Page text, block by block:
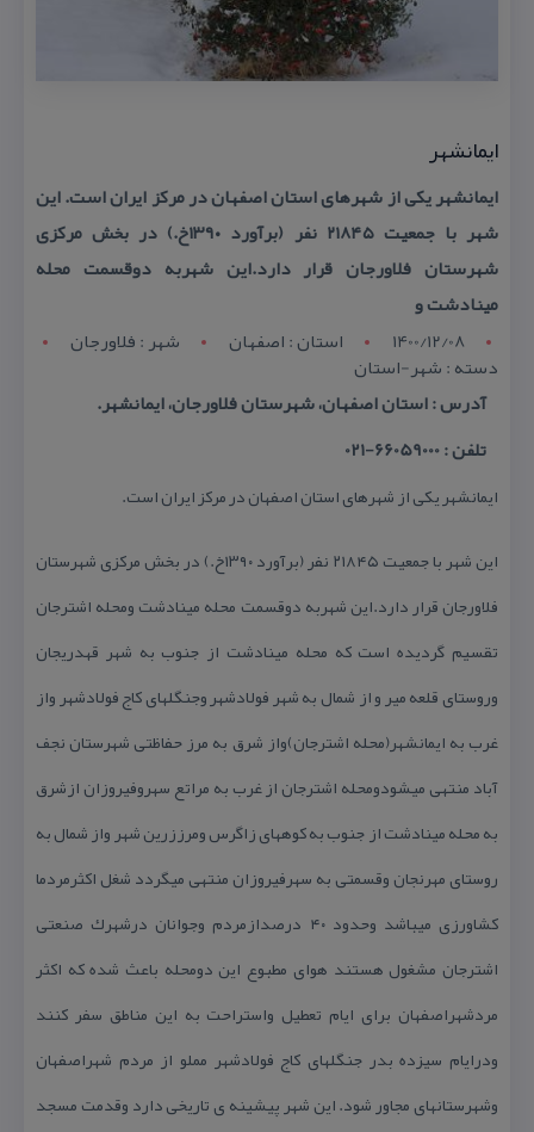
ایمانشهر
ایمانشهر یكی از شهرهای استان اصفهان در مركز ایران است. این
شهر با جمعیت ۲۱۸۴۵ نفر (برآورد ۱۳۹۰خ.) در بخش مركزی
شهرستان فلاورجان قرار دارد.این شهربه دوقسمت محله
مینادشت و
1400/12/08
استان : اصفهان شهر : فلاورجان
دسته : شهر-استان
آدرس : استان اصفهان، شهرستان فلاورجان، ایمانشهر.
تلفن : 66059000-021
ایمانشهر یكی از شهرهای استان اصفهان در مركز ایران است.
این شهر با جمعیت ۲۱۸۴۵ نفر (برآورد ۱۳۹۰خ.) در بخش مركزی شهرستان
فلاورجان قرار دارد.این شهربه دوقسمت محله مینادشت ومحله اشترجان
تقسیم گردیده است كه محله مینادشت از جنوب به شهر قهدریجان
وروستای قلعه میر و از شمال به شهر فولادشهر وجنگلهای كاج فولادشهر واز
غرب به ایمانشهر(محله اشترجان)واز شرق به مرز حفاظتی شهرستان نجف
آباد منتهی میشودومحله اشترجان از غرب به مراتع سهروفیروزان ازشرق
به محله مینادشت از جنوب به كوههای زاگرس ومرززرین شهر واز شمال به
روستای مهرنجان وقسمتی به سهرفیروزان منتهی میگردد شغل اكثرمردما
كشاورزی میباشد وحدود ۴۰ درصدازمردم وجوانان درشهرك صنعتی
اشترجان مشغول هستند هوای مطبوع این دومحله باعث شده كه اكثر
مردشهراصفهان برای ایام تعطیل واستراحت به این مناطق سفر كنند
ودرایام سیزده بدر جنگلهای كاج فولادشهر مملو از مردم شهراصفهان
وشهرستانهای مجاور شود. این شهر پیشینه ی تاریخی دارد وقدمت مسجد